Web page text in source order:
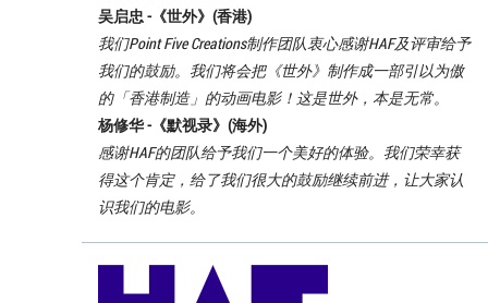
吴启忠 -《世外》(香港)
我们Point Five Creations制作团队衷心感谢HAF及评审给予
我们的鼓励。我们将会把《世外》制作成一部引以为傲
的「香港制造」的动画电影！这是世外，本是无常。
杨修华 -《默视录》(海外)
感谢HAF的团队给予我们一个美好的体验。我们荣幸获
得这个肯定，给了我们很大的鼓励继续前进，让大家认
识我们的电影。